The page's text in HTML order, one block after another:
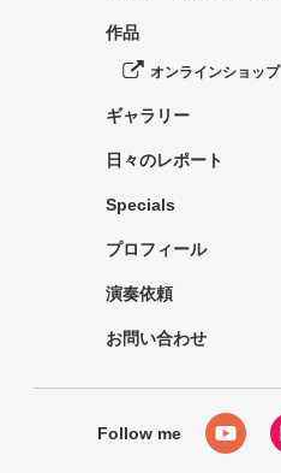
作品
オンラインショップ
ギャラリー
日々のレポート
Specials
プロフィール
演奏依頼
お問い合わせ